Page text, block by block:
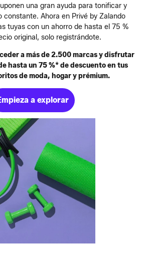
una gran ayuda para tonificar y
constante. Ahora en Privé by Zalando
tuyas con un ahorro de hasta el 75 %
original, solo registrándote.
a más de 2.500 marcas y disfrutar
hasta un 75 %* de descuento en tus
de moda, hogar y prémium.
a explorar